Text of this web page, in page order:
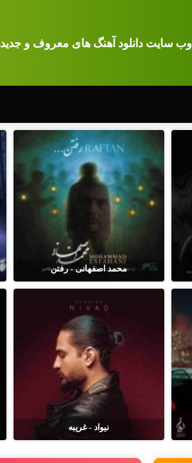
وب سایت دانلود آهنگ های معروف و جدید
محمد اصفهانی - رفتن
نیواد - غریبه